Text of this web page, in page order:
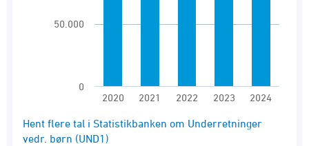
2020 2021 2022 2023 2024
0
50.000
End of interactive chart.
Hent flere tal i Statistikbanken om Underretninger
vedr. børn (UND1)